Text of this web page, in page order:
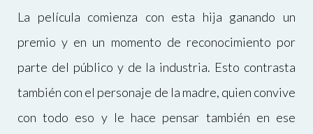
La película comienza con esta hija ganando un
premio y en un momento de reconocimiento por
parte del público y de la industria. Esto contrasta
también con el personaje de la madre, quien convive
con todo eso y le hace pensar también en ese